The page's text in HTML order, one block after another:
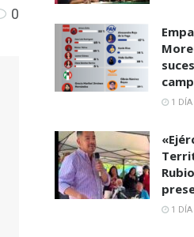
0
1 DÍA
1 DÍA